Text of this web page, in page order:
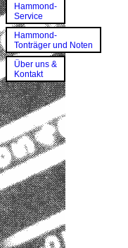
Hammond-
Service
Hammond-
Tonträger und Noten
Über uns &
Kontakt